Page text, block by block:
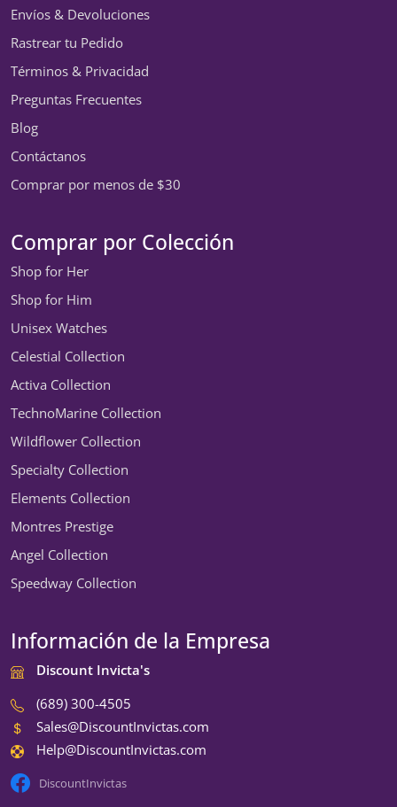
Envíos & Devoluciones
Rastrear tu Pedido
Términos & Privacidad
Preguntas Frecuentes
Blog
Contáctanos
Comprar por menos de $30
Comprar por Colección
Shop for Her
Shop for Him
Unisex Watches
Celestial Collection
Activa Collection
TechnoMarine Collection
Wildflower Collection
Specialty Collection
Elements Collection
Montres Prestige
Angel Collection
Speedway Collection
Información de la Empresa
Discount Invicta's
(689) 300-4505
Sales@DiscountInvictas.com
Help@DiscountInvictas.com
DiscountInvictas